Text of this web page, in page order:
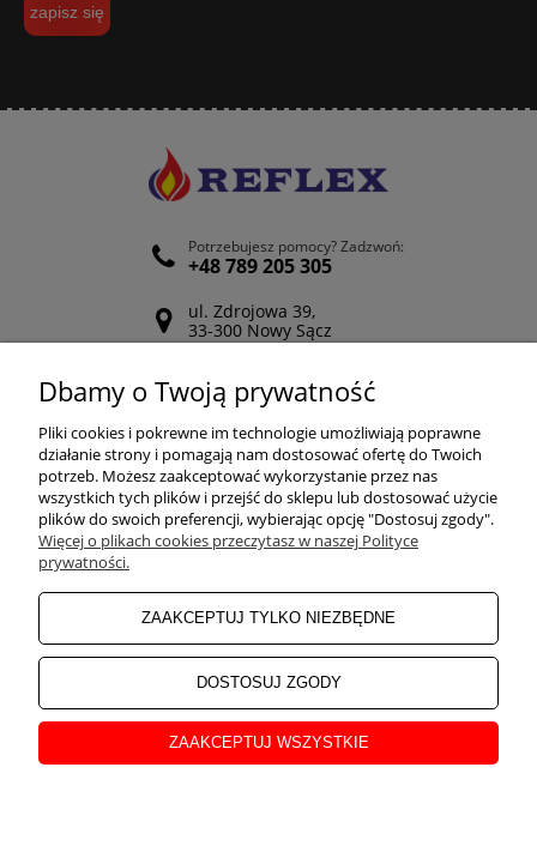
zapisz się
Potrzebujesz pomocy? Zadzwoń:
+48 789 205 305
ul. Zdrojowa 39,
33-300 Nowy Sącz
Odwiedź nasz Facebook
POMOC
ZAKUPY
MOJE KONTO
INFORMACJE
O NAS
Dbamy o Twoją prywatność
Pliki cookies i pokrewne im technologie umożliwiają poprawne
działanie strony i pomagają nam dostosować ofertę do Twoich
potrzeb. Możesz zaakceptować wykorzystanie przez nas
wszystkich tych plików i przejść do sklepu lub dostosować użycie
plików do swoich preferencji, wybierając opcję "Dostosuj zgody".
Więcej o plikach cookies przeczytasz w naszej Polityce
prywatności.
ZAAKCEPTUJ TYLKO NIEZBĘDNE
DOSTOSUJ ZGODY
ZAAKCEPTUJ WSZYSTKIE